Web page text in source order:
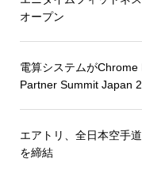
オープン
電算システムが
Partner Summit Japan
エアトリ、全日本空手
を締結